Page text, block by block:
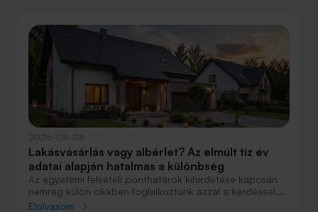
Lakásvásárlás vagy albérlet? Az elmúlt tíz év
adatai alapján hatalmas a különbség
Az egyetemi felvételi ponthatárok kihirdetése kapcsán
nemrég külön cikkben foglalkoztunk azzal a kérdéssel,
hogy lakást venni vagy vásárolni éri meg jobban. Előző
Elolvasom